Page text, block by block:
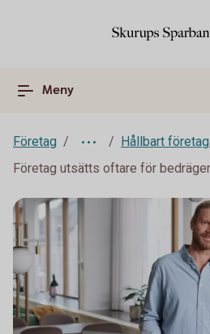
Meny
Företag
Hållbart
Företag utsätts oftare för